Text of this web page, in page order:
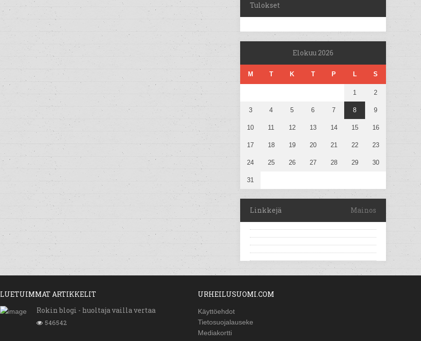
Tulokset
Elokuu 2026
M T K T P L S
1 2
3 4 5 6 7 8 9
10 11 12 13 14 15 16
17 18 19 20 21 22 23
24 25 26 27 28 29 30
31
Linkkejä Mainos
LUETUIMMAT ARTIKKELIT
Rokin blogi - huoltaja vailla vertaa
546542
URHEILUSUOMI.COM
Käyttöehdot
Tietosuojalauseke
Mediakortti